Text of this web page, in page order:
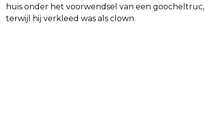
huis onder het voorwendsel van een goocheltruc,
terwijl hij verkleed was als clown.